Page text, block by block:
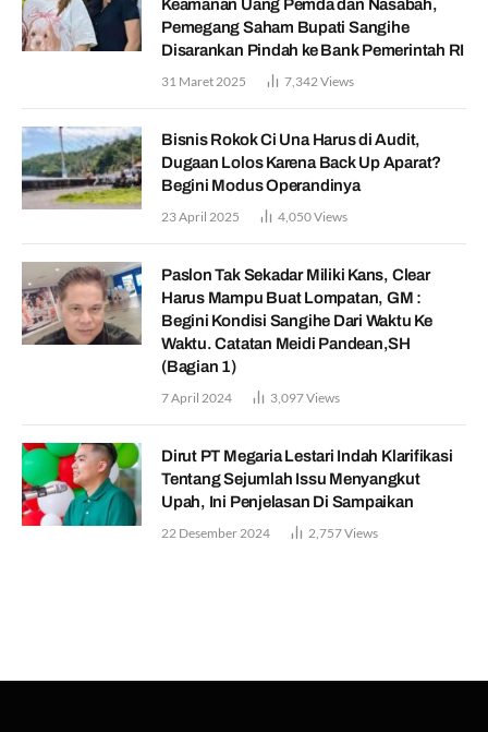
Keamanan Uang Pemda dan Nasabah,
Pemegang Saham Bupati Sangihe
Disarankan Pindah ke Bank Pemerintah RI
31 Maret 2025 7,342Views
Bisnis Rokok Ci Una Harus di Audit,
Dugaan Lolos Karena Back Up Aparat?
Begini Modus Operandinya
23 April 2025 4,050Views
Paslon Tak Sekadar Miliki Kans, Clear
Harus Mampu Buat Lompatan, GM :
Begini Kondisi Sangihe Dari Waktu Ke
Waktu. Catatan Meidi Pandean,SH
(Bagian 1)
7 April 2024 3,097Views
Dirut PT Megaria Lestari Indah Klarifikasi
Tentang Sejumlah Issu Menyangkut
Upah, Ini Penjelasan Di Sampaikan
22 Desember 2024 2,757Views